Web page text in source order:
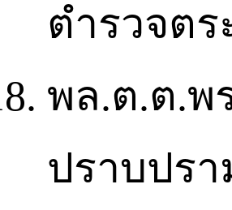
ตำรวจต
พล.ต.ต.พ
ปราบปร